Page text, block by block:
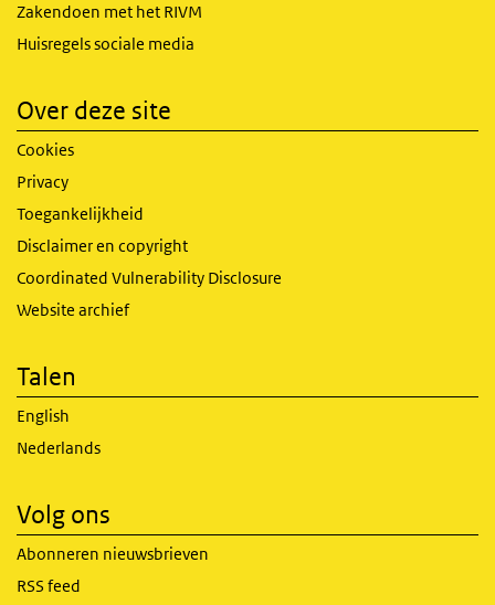
Zakendoen met het RIVM
Huisregels sociale media
Over deze site
Cookies
Privacy
Toegankelijkheid
Disclaimer en copyright
Coordinated Vulnerability Disclosure
Website archief
Talen
English
Nederlands
Volg ons
Abonneren nieuwsbrieven
RSS feed